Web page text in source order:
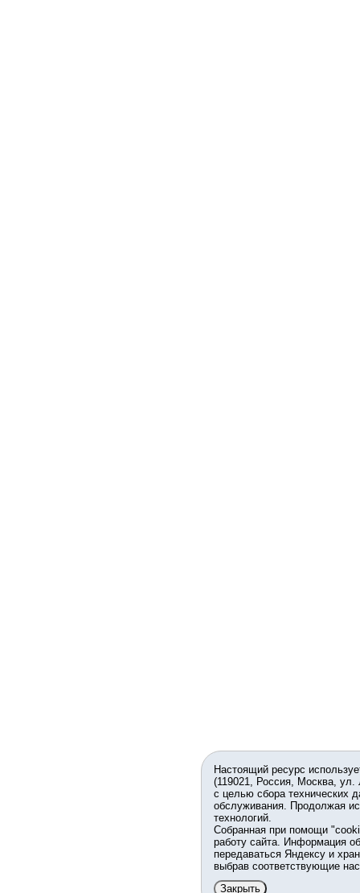
Настоящий ресурс
(119021, Россия, Москва,
с целью сбора технических
обслуживания. Продолжая
технологий.
Собранная при помощи
работу сайта. Информация
передаваться Яндексу и
выбрав соответствующие
Закрыть